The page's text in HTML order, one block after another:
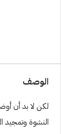
الوصف
لكن لا بد أن
النشوة وتمجيد